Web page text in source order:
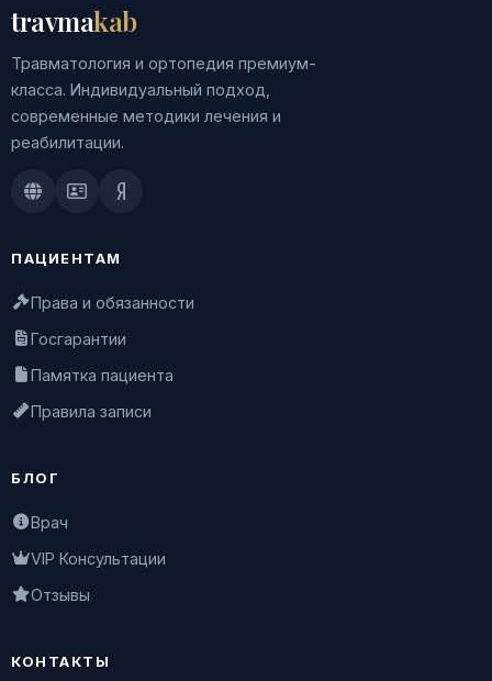
travmakab
Травматология и ортопедия премиум-
класса. Индивидуальный подход,
современные методики лечения и
реабилитации.
Doctu.ruПроДокторов
Яндекс.Здоровье
ПАЦИЕНТАМ
Права и обязанности
Госгарантии
Памятка пациента
Правила записи
БЛОГ
Врач
VIP Консультации
Отзывы
КОНТАКТЫ